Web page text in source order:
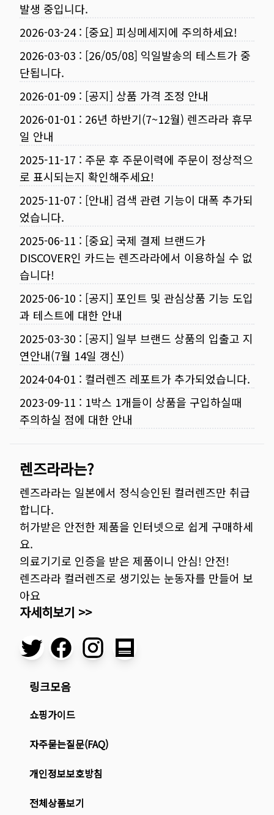
발생 중입니다.
2026-03-24: [중요] 피싱메세지에 주의하세요!
2026-03-03 : [26/05/08] 익일발송의 테스트가 중
단됩니다.
2026-01-09 : [공지] 상품 가격 조정 안내
2026-01-01 : 26년 하반기(7~12월) 렌즈라라 휴무
일 안내
2025-11-17 : 주문 후 주문이력에 주문이 정상적으
로 표시되는지 확인해주세요!
2025-11-07 : [안내] 검색 관련 기능이 대폭 추가되
었습니다.
2025-06-11 : [중요] 국제 결제 브랜드가
DISCOVER인 카드는 렌즈라라에서 이용하실 수 없
습니다!
2025-06-10 : [공지] 포인트 및 관심상품 기능 도입
과 테스트에 대한 안내
2025-03-30 : [공지] 일부 브랜드 상품의 입출고 지
연안내(7월 14일 갱신)
2024-04-01 : 컬러렌즈 레포트가 추가되었습니다.
2023-09-11 : 1박스 1개들이 상품을 구입하실때
주의하실 점에 대한 안내
렌즈라라는?
렌즈라라는 일본에서 정식승인된 컬러렌즈만 취급
합니다.
허가받은 안전한 제품을 인터넷으로 쉽게 구매하세
요.
의료기기로 인증을 받은 제품이니 안심! 안전!
렌즈라라 컬러렌즈로 생기있는 눈동자를 만들어 보
아요
자세히보기 >>
링크모음
쇼핑가이드
자주묻는질문(FAQ)
개인정보보호방침
전체상품보기